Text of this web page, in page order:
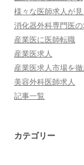
様々な医師求人が
消化器外科専門医
産業医に医師転職
産業医求人
産業医求人市場を
美容外科医師求人
記事一覧
カテゴリー